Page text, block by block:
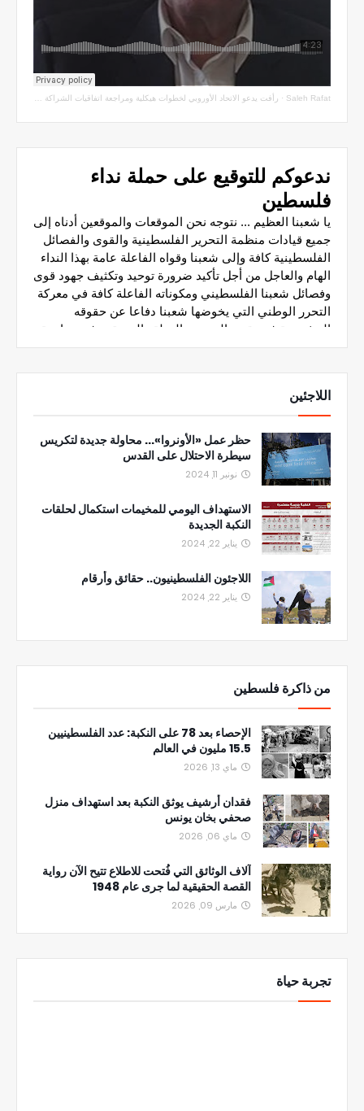
Saleh Rafat
· رأفت يدعو الاتحاد الأوروبي لخطوات هيكلية ومراجعة اتفاقيات الشراكة مع سلطة الاحتلال
اللاجئين
حظر عمل «الأونروا»... محاولة جديدة لتكريس
سيطرة الاحتلال على القدس
نونبر 11, 2024
الاستهداف اليومي للمخيمات استكمال لحلقات
النكبة الجديدة
يناير 22, 2024
اللاجئون الفلسطينيون.. حقائق وأرقام
يناير 22, 2024
من ذاكرة فلسطين
الإحصاء بعد 78 على النكبة: عدد الفلسطينيين
15.5 مليون في العالم
ماي 13, 2026
فقدان أرشيف يوثق النكبة بعد استهداف منزل
صحفي بخان يونس
ماي 06, 2026
آلاف الوثائق التي فُتحت للاطلاع تتيح الآن رواية
القصة الحقيقية لما جرى عام 1948
مارس 09, 2026
تجربة حياة